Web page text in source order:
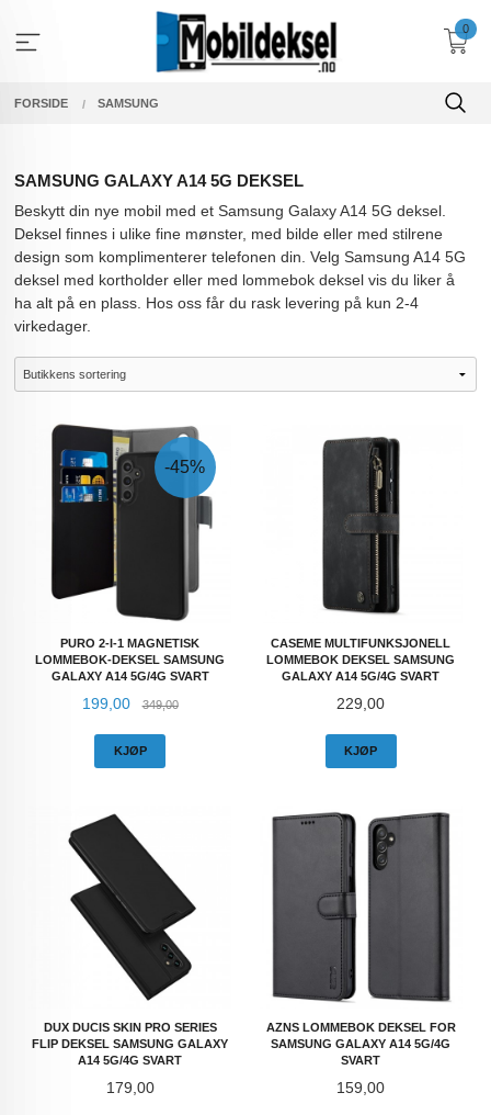
innholdet
0
FORSIDE SAMSUNG
SAMSUNG GALAXY A14 5G DEKSEL
Beskytt din nye mobil med et Samsung Galaxy A14 5G deksel.
Deksel finnes i ulike fine mønster, med bilde eller med stilrene
design som komplimenterer telefonen din. Velg Samsung A14 5G
deksel med kortholder eller med lommebok deksel vis du liker å
ha alt på en plass. Hos oss får du rask levering på kun 2-4
virkedager.
PURO 2-I-1 MAGNETISK
LOMMEBOK-DEKSEL SAMSUNG
GALAXY A14 5G/4G SVART
Tilbud
199,00 349,00Rabatt
-45%
KJØP
CASEME MULTIFUNKSJONELL
LOMMEBOK DEKSEL SAMSUNG
GALAXY A14 5G/4G SVART
Pris
229,00
KJØP
DUX DUCIS SKIN PRO SERIES
FLIP DEKSEL SAMSUNG GALAXY
A14 5G/4G SVART
Pris
179,00
AZNS LOMMEBOK DEKSEL FOR
SAMSUNG GALAXY A14 5G/4G
SVART
Pris
159,00